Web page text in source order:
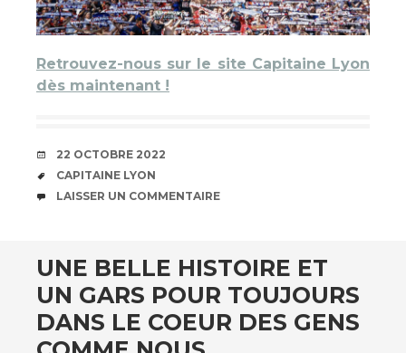
Retrouvez-nous sur le site Capitaine Lyon
dès maintenant !
DATE
22 OCTOBRE 2022
ÉTIQUETTES
CAPITAINE LYON
COMMENTAIRES
LAISSER UN COMMENTAIRE
UNE BELLE HISTOIRE ET
UN GARS POUR TOUJOURS
DANS LE COEUR DES GENS